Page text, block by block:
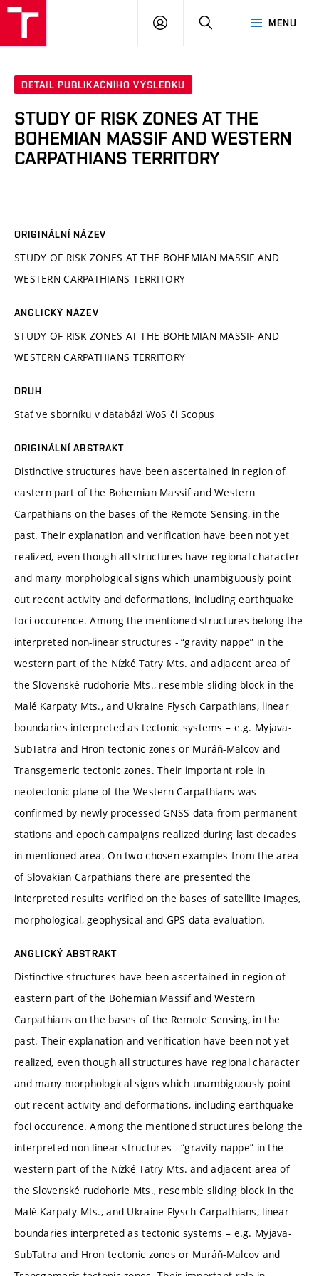
MENU
PŘIHLÁSIT
DETAIL PUBLIKAČNÍHO VÝSLEDKU
STUDY OF RISK ZONES AT THE
BOHEMIAN MASSIF AND WESTERN
CARPATHIANS TERRITORY
ORIGINÁLNÍ NÁZEV
STUDY OF RISK ZONES AT THE BOHEMIAN MASSIF AND
WESTERN CARPATHIANS TERRITORY
ANGLICKÝ NÁZEV
STUDY OF RISK ZONES AT THE BOHEMIAN MASSIF AND
WESTERN CARPATHIANS TERRITORY
DRUH
Stať ve sborníku v databázi WoS či Scopus
ORIGINÁLNÍ ABSTRAKT
Distinctive structures have been ascertained in region of
eastern part of the Bohemian Massif and Western
Carpathians on the bases of the Remote Sensing, in the
past. Their explanation and verification have been not yet
realized, even though all structures have regional character
and many morphological signs which unambiguously point
out recent activity and deformations, including earthquake
foci occurence. Among the mentioned structures belong the
interpreted non-linear structures - “gravity nappe” in the
western part of the Nízké Tatry Mts. and adjacent area of
the Slovenské rudohorie Mts., resemble sliding block in the
Malé Karpaty Mts., and Ukraine Flysch Carpathians, linear
boundaries interpreted as tectonic systems – e.g. Myjava-
SubTatra and Hron tectonic zones or Muráň-Malcov and
Transgemeric tectonic zones. Their important role in
neotectonic plane of the Western Carpathians was
confirmed by newly processed GNSS data from permanent
stations and epoch campaigns realized during last decades
in mentioned area. On two chosen examples from the area
of Slovakian Carpathians there are presented the
interpreted results verified on the bases of satellite images,
morphological, geophysical and GPS data evaluation.
ANGLICKÝ ABSTRAKT
Distinctive structures have been ascertained in region of
eastern part of the Bohemian Massif and Western
Carpathians on the bases of the Remote Sensing, in the
past. Their explanation and verification have been not yet
realized, even though all structures have regional character
and many morphological signs which unambiguously point
out recent activity and deformations, including earthquake
foci occurence. Among the mentioned structures belong the
interpreted non-linear structures - “gravity nappe” in the
western part of the Nízké Tatry Mts. and adjacent area of
the Slovenské rudohorie Mts., resemble sliding block in the
Malé Karpaty Mts., and Ukraine Flysch Carpathians, linear
boundaries interpreted as tectonic systems – e.g. Myjava-
SubTatra and Hron tectonic zones or Muráň-Malcov and